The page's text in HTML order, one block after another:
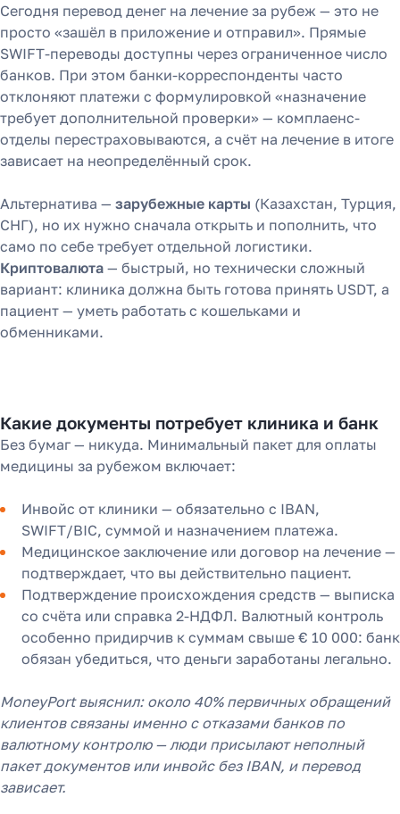
Сегодня перевод денег на лечение за рубеж — это не
просто «зашёл в приложение и отправил». Прямые
SWIFT-переводы доступны через ограниченное число
банков. При этом банки-корреспонденты часто
отклоняют платежи с формулировкой «назначение
требует дополнительной проверки» — комплаенс-
отделы перестраховываются, а счёт на лечение в итоге
зависает на неопределённый срок.
Альтернатива — зарубежные карты (Казахстан, Турция,
СНГ), но их нужно сначала открыть и пополнить, что
само по себе требует отдельной логистики.
Криптовалюта — быстрый, но технически сложный
вариант: клиника должна быть готова принять USDT, а
пациент — уметь работать с кошельками и
обменниками.
Какие документы потребует клиника и банк
Без бумаг — никуда. Минимальный пакет для оплаты
медицины за рубежом включает:
Инвойс от клиники — обязательно с IBAN,
SWIFT/BIC, суммой и назначением платежа.
Медицинское заключение или договор на лечение —
подтверждает, что вы действительно пациент.
Подтверждение происхождения средств — выписка
со счёта или справка 2-НДФЛ. Валютный контроль
особенно придирчив к суммам свыше € 10 000: банк
обязан убедиться, что деньги заработаны легально.
MoneyPort выяснил: около 40% первичных обращений
клиентов связаны именно с отказами банков по
валютному контролю — люди присылают неполный
пакет документов или инвойс без IBAN, и перевод
зависает.